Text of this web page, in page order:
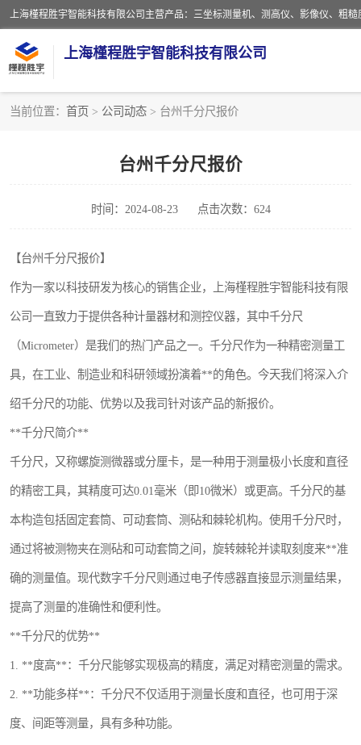
上海槿程胜宇智能科技有限公司
当前位置： 首页 > 公司动态 > 台州千分尺报价
台州千分尺报价
时间：2024-08-23 点击次数：624
【台州千分尺报价】
作为一家以科技研发为核心的销售企业，上海槿程胜宇智能科技有限
公司一直致力于提供各种计量器材和测控仪器，其中千分尺
（Micrometer）是我们的热门产品之一。千分尺作为一种精密测量工
具，在工业、制造业和科研领域扮演着**的角色。今天我们将深入介
绍千分尺的功能、优势以及我司针对该产品的新报价。
**千分尺简介**
千分尺，又称螺旋测微器或分厘卡，是一种用于测量极小长度和直径
的精密工具，其精度可达0.01毫米（即10微米）或更高。千分尺的基
本构造包括固定套筒、可动套筒、测砧和棘轮机构。使用千分尺时，
通过将被测物夹在测砧和可动套筒之间，旋转棘轮并读取刻度来**准
确的测量值。现代数字千分尺则通过电子传感器直接显示测量结果，
提高了测量的准确性和便利性。
**千分尺的优势**
1. **度高**：千分尺能够实现极高的精度，满足对精密测量的需求。
2. **功能多样**：千分尺不仅适用于测量长度和直径，也可用于深
度、间距等测量，具有多种功能。
三坐标测量仪
扳手
洛氏硬度计
布洛维硬度计
镶嵌机
三坐标夹具
测针
螺纹规